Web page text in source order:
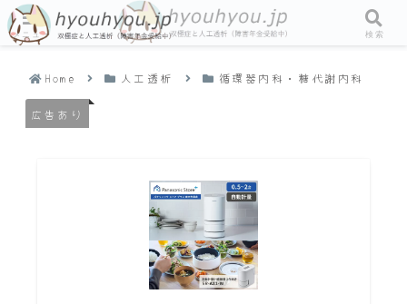
Home 人工透析 循環器内科・糖代謝内科
広告あり
メニュー 検索